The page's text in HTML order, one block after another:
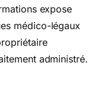
expose
médico-légaux
administré.